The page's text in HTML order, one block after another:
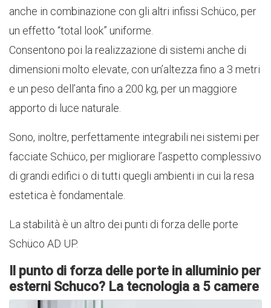
anche in combinazione con gli altri infissi Schüco, per
un effetto “total look” uniforme.
Consentono poi la realizzazione di sistemi anche di
dimensioni molto elevate, con un’altezza fino a 3 metri
e un peso dell’anta fino a 200 kg, per un maggiore
apporto di luce naturale.
Sono, inoltre, perfettamente integrabili nei sistemi per
facciate Schüco, per migliorare l’aspetto complessivo
di grandi edifici o di tutti quegli ambienti in cui la resa
estetica è fondamentale.
La stabilità è un altro dei punti di forza delle porte
Schüco AD UP.
Il punto di forza delle porte in alluminio per
esterni Schuco? La tecnologia a 5 camere